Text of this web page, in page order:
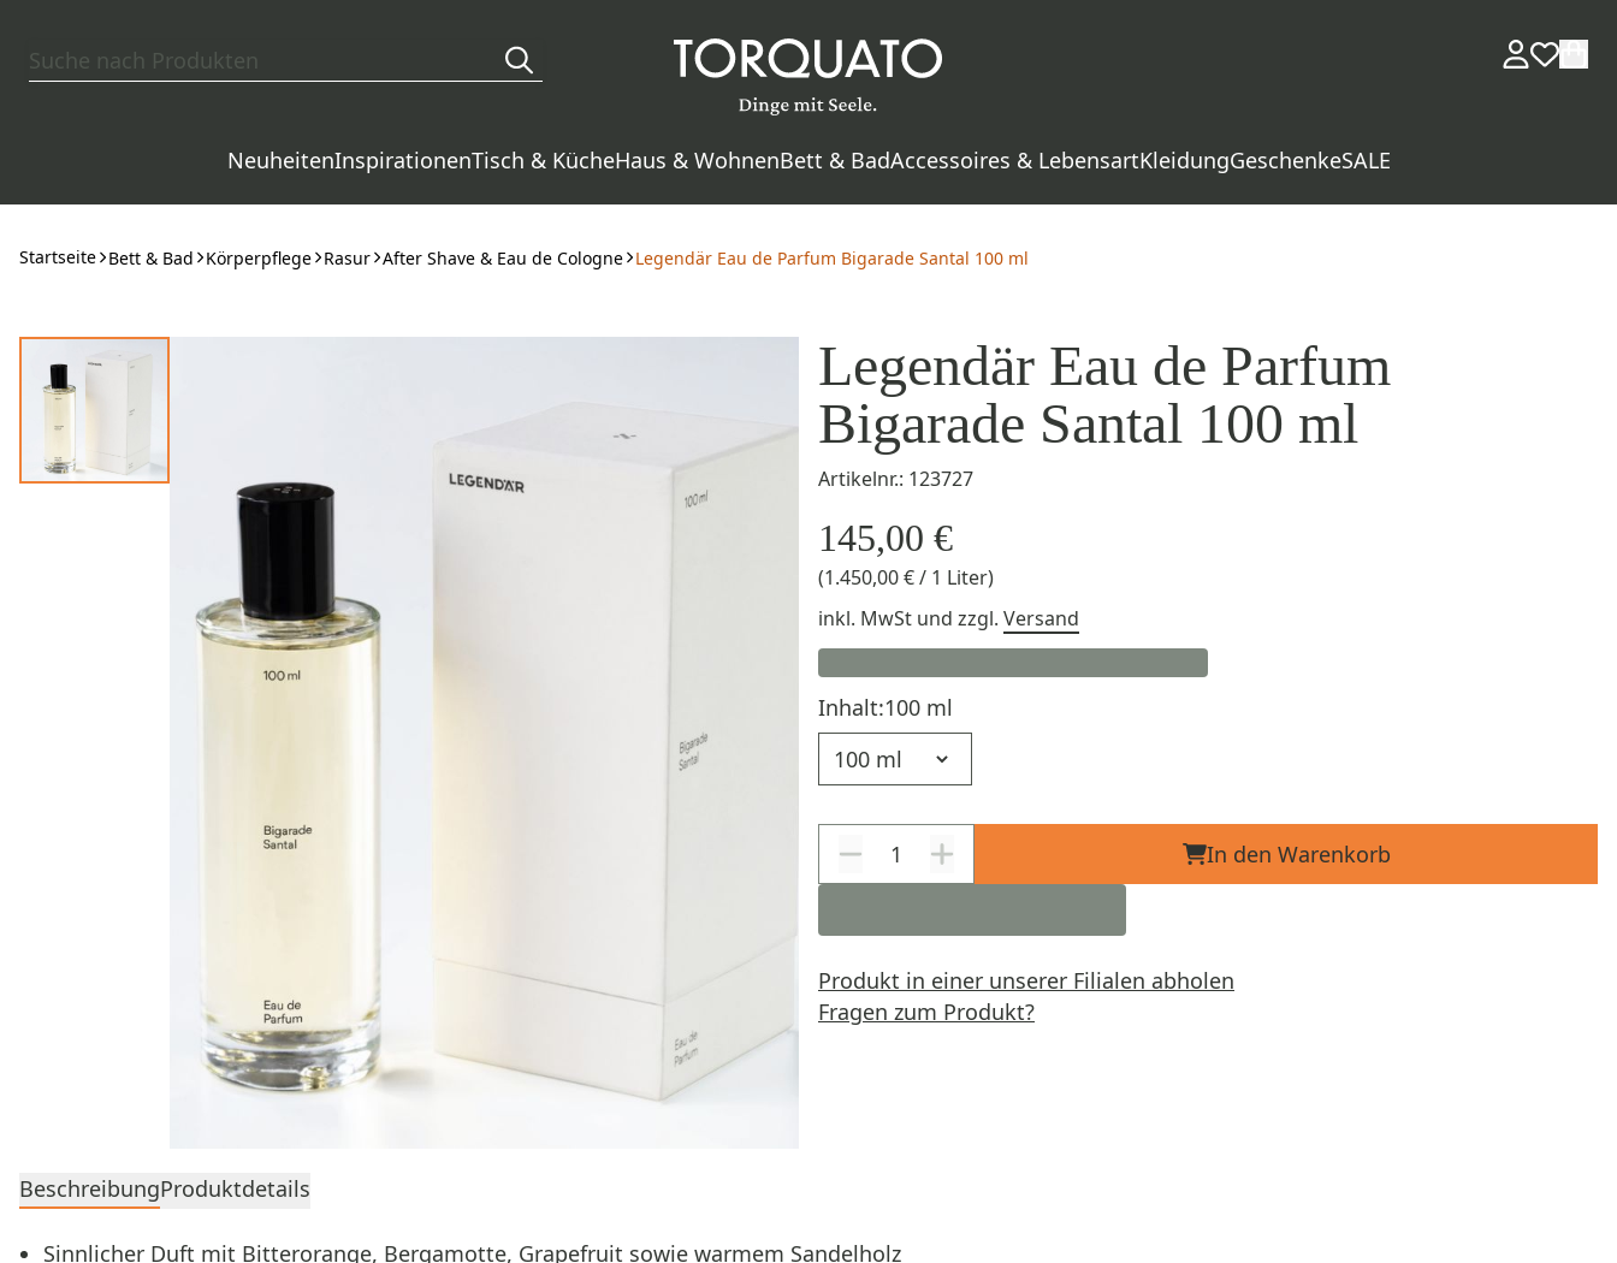
NeuheitenInspirationenTisch & KücheHaus & WohnenBett & BadAccessoires & LebensartKleidungGeschenkeSALE
Startseite Bett & Bad Körperpflege Rasur After Shave & Eau de Cologne Legendär Eau de Parfum Bigarade Santal 100 ml
Legendär Eau de Parfum
Bigarade Santal 100 ml
Artikelnr.: 123727
145,00 €
(1.450,00 € / 1 Liter)
inkl. MwSt und zzgl. Versand
Inhalt:100 ml
In den Warenkorb
Produkt in einer unserer Filialen abholen
Fragen zum Produkt?
BeschreibungProduktdetails
Sinnlicher Duft mit Bitterorange, Bergamotte, Grapefruit sowie warmem Sandelholz